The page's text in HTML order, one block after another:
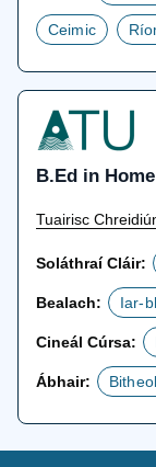
Ceimic
B.Ed in
Tuairisc
Soláthraí Cláir:
Bealach: Iar-
Cineál Cúrsa:
Ábhair: